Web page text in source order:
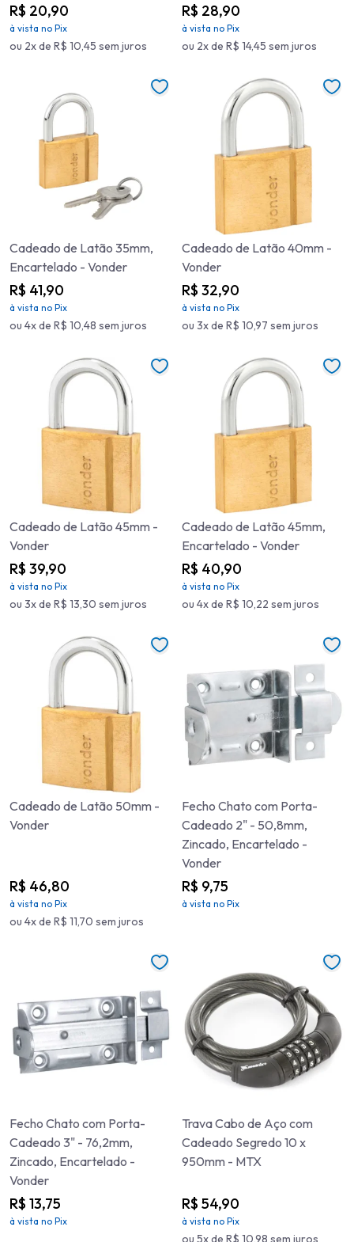
R$ 20,90
à vista no Pix
ou 2x de R$ 10,45 sem juros
R$ 28,90
à vista no Pix
ou 2x de R$ 14,45 sem juros
Cadeado de Latão 35mm,
Encartelado - Vonder
R$ 41,90
à vista no Pix
ou 4x de R$ 10,48 sem juros
Cadeado de Latão 40mm -
Vonder
R$ 32,90
à vista no Pix
ou 3x de R$ 10,97 sem juros
Cadeado de Latão 45mm -
Vonder
R$ 39,90
à vista no Pix
ou 3x de R$ 13,30 sem juros
Cadeado de Latão 45mm,
Encartelado - Vonder
R$ 40,90
à vista no Pix
ou 4x de R$ 10,22 sem juros
Cadeado de Latão 50mm -
Vonder
R$ 46,80
à vista no Pix
ou 4x de R$ 11,70 sem juros
Fecho Chato com Porta-
Cadeado 2" - 50,8mm,
Zincado, Encartelado -
Vonder
R$ 9,75
à vista no Pix
Fecho Chato com Porta-
Cadeado 3" - 76,2mm,
Zincado, Encartelado -
Vonder
R$ 13,75
à vista no Pix
Trava Cabo de Aço com
Cadeado Segredo 10 x
950mm - MTX
R$ 54,90
à vista no Pix
ou 5x de R$ 10,98 sem juros